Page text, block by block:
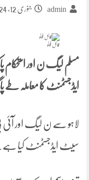
admin جنوری 12, 2024
فائل فوٹو
مسلم لیگ ن اور
ایڈجسٹمنٹ کا معاملہ طے
سیٹ ایڈجسٹمنٹ کیا ہے۔